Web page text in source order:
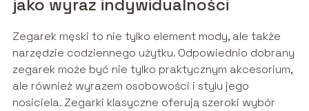
jako wyraz indywidualności
Zegarek męski to nie tylko element mody, ale także
narzędzie codziennego użytku. Odpowiednio dobrany
zegarek może być nie tylko praktycznym akcesorium,
ale również wyrazem osobowości i stylu jego
nosiciela. Zegarki klasyczne oferują szeroki wybór